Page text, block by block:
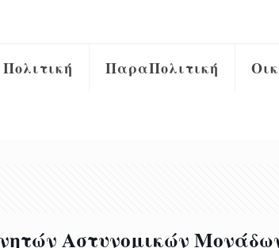
Πολιτική ΠαραΠολιτική
Αστυνομικών